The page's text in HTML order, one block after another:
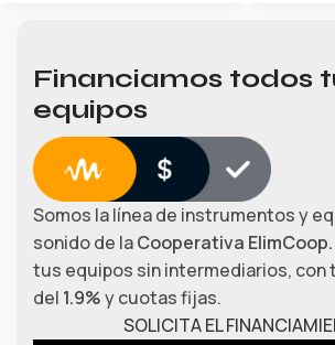
Financiamos todos
equipos
Somos la línea de instrumentos y
sonido de laCooperativa ElimCoop.
tus equipos sin intermediarios, con
del 1.9%y cuotas fijas.
SOLICITA EL